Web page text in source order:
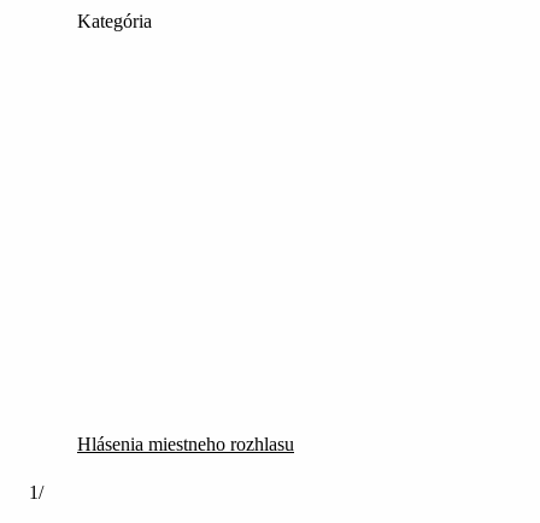
Kategória
Hlásenia miestneho rozhlasu
1/